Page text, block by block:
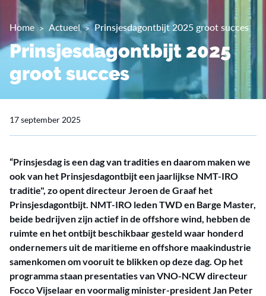
Home Actueel Prinsjesdagontbijt 2025 groot succes
Prinsjesdagontbijt 2025
groot succes
17 september 2025
“Prinsjesdag is een dag van tradities en daarom maken we
ook van het Prinsjesdagontbijt een jaarlijkse NMT-IRO
traditie", zo opent directeur Jeroen de Graaf het
Prinsjesdagontbijt. NMT-IRO leden TWD en Barge Master,
beide bedrijven zijn actief in de offshore wind, hebben de
ruimte en het ontbijt beschikbaar gesteld waar honderd
ondernemers uit de maritieme en offshore maakindustrie
samenkomen om vooruit te blikken op deze dag. Op het
programma staan presentaties van VNO-NCW directeur
Focco Vijselaar en voormalig minister-president Jan Peter